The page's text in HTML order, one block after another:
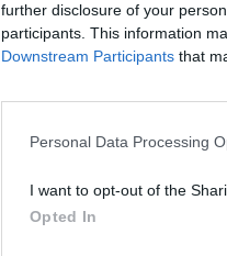
further disclosure of your
participants. This information
Downstream Participants that
Personal Data Processing
I want to opt-out of the
Opted In